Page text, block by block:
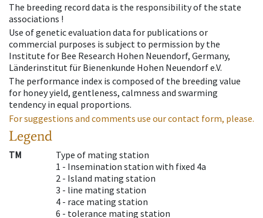
The breeding record data is the responsibility of the state
associations !
Use of genetic evaluation data for publications or
commercial purposes is subject to permission by the
Institute for Bee Research Hohen Neuendorf, Germany,
Länderinstitut für Bienenkunde Hohen Neuendorf e.V.
The performance index is composed of the breeding value
for honey yield, gentleness, calmness and swarming
tendency in equal proportions.
For suggestions and comments use our contact form, please.
Legend
TM
Type of mating station
1 - Insemination station with fixed 4a
2 - Island mating station
3 - line mating station
4 - race mating station
6 - tolerance mating station